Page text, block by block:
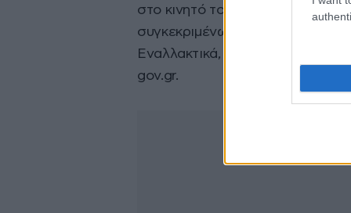
στο κινητό τους, με την οποία
συγκεκριμένων στοιχείων: άδεια
Εναλλακτικά, λαμβάνουν
gov.gr.